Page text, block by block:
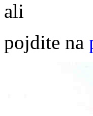
ali
pojdite na